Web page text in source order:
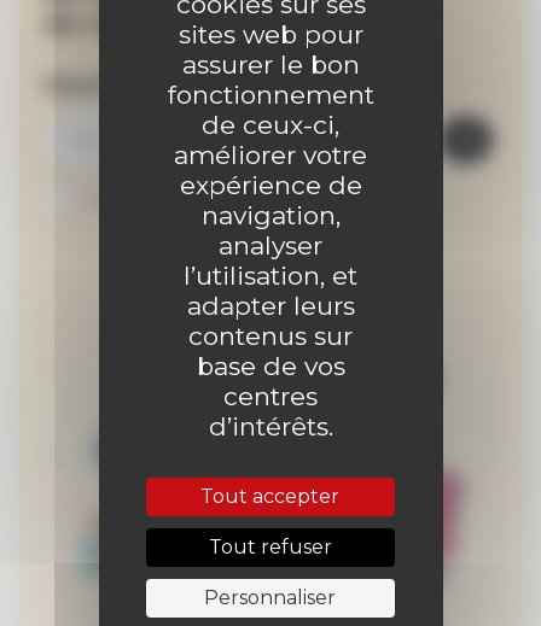
sites web pour
assurer le bon
fonctionnement
de ceux-ci,
améliorer votre
expérience de
navigation,
analyser
l’utilisation, et
adapter leurs
contenus sur
base de vos
centres
d’intérêts.
Tout accepter
Tout refuser
Personnaliser
de nos actualités !
Inscrivez-vous à la newsletter
Je suis abonné au site